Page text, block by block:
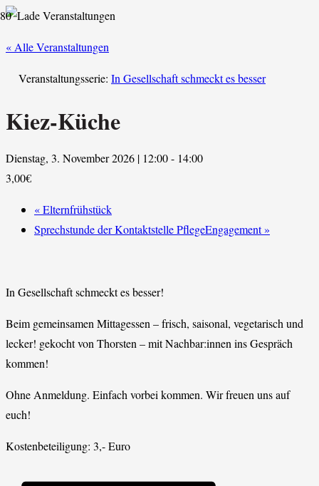
« Alle Veranstaltungen
Veranstaltungsserie: In Gesellschaft schmeckt es besser
Kiez-Küche
Dienstag, 3. November 2026 | 12:00- 14:00
3,00€
«Elternfrühstück
Sprechstunde der Kontaktstelle PflegeEngagement»
In Gesellschaft schmeckt es besser!
Beim gemeinsamen Mittagessen – frisch, saisonal, vegetarisch und
lecker! gekocht von Thorsten – mit Nachbar:innen ins Gespräch
kommen!
Ohne Anmeldung. Einfach vorbei kommen. Wir freuen uns auf
euch!
Kostenbeteiligung: 3,- Euro